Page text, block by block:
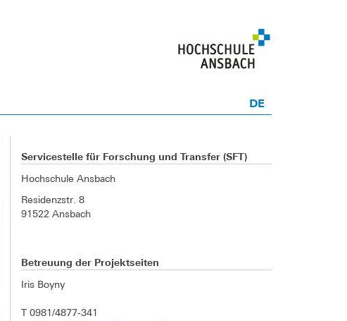
DE
Servicestelle für Forschung und Transfer (SFT)
Hochschule Ansbach
Residenzstr. 8
91522 Ansbach
Betreuung der Projektseiten
Iris Boyny
T 0981/4877-341